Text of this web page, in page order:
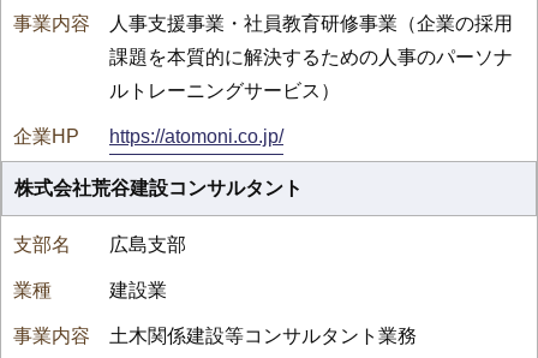
人事支援事業・社員教育研修事業（企業の採用
課題を本質的に解決するための人事のパーソナ
ルトレーニングサービス）
https://atomoni.co.jp/
株式会社荒谷建設コンサルタント
広島支部
建設業
土木関係建設等コンサルタント業務